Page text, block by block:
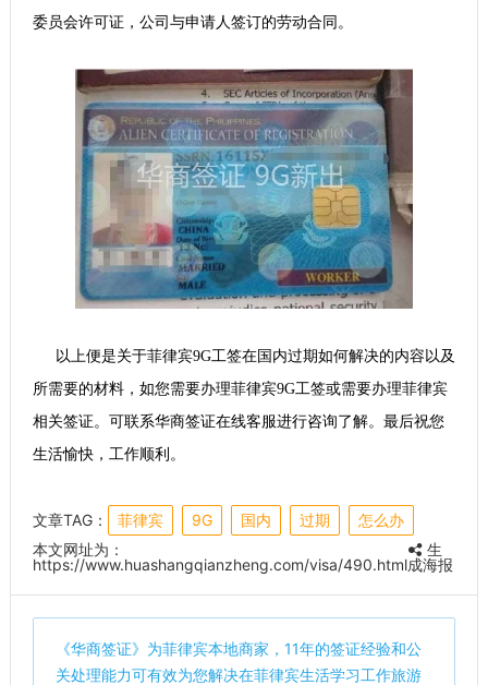
委员会许可证，公司与申请人签订的劳动合同。
以上便是关于菲律宾9G工签在国内过期如何解决的内容以及
所需要的材料，如您需要办理菲律宾9G工签或需要办理菲律宾
相关签证。可联系华商签证在线客服进行咨询了解。最后祝您
生活愉快，工作顺利。
文章TAG： 菲律宾 9G 国内 过期
怎么办
本文网址为：
https://www.huashangqianzheng.com/visa/490.html
生
成海报
《华商签证》为菲律宾本地商家，11年的签证经验和公
关处理能力可有效为您解决在菲律宾生活学习工作旅游